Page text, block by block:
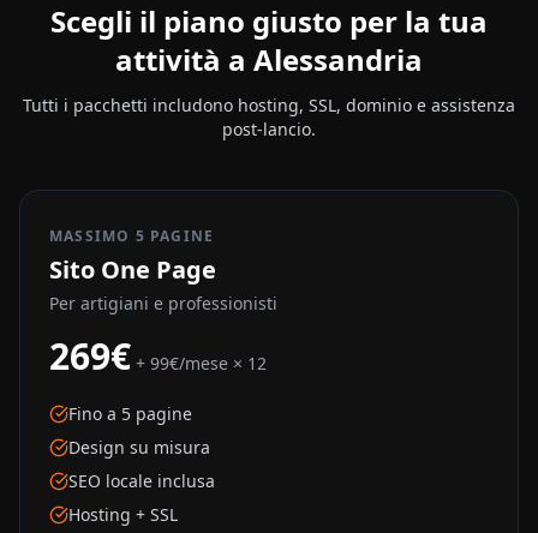
Scegli il piano giusto per la tua
attività a Alessandria
Tutti i pacchetti includono hosting, SSL, dominio e assistenza
post-lancio.
MASSIMO 5 PAGINE
Sito One Page
Per artigiani e professionisti
269€ + 99€/mese × 12
Fino a 5 pagine
Design su misura
SEO locale inclusa
Hosting + SSL